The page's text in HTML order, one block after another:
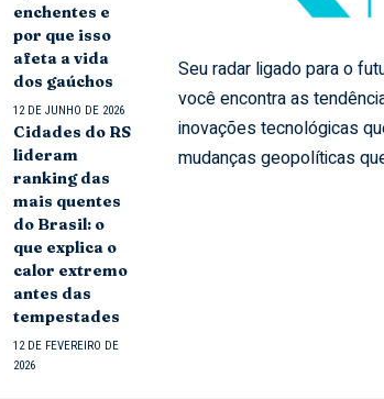
enchentes e
por que isso
afeta a vida
dos gaúchos
12 DE JUNHO DE 2026
Cidades do RS
lideram
ranking das
mais quentes
do Brasil: o
que explica o
calor extremo
antes das
tempestades
12 DE FEVEREIRO DE
2026
Seu radar ligado para o
você encontra as
inovações tecnológicas
mudanças geopolíticas